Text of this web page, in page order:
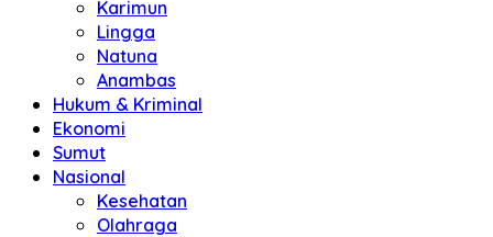
Karimun
Lingga
Natuna
Anambas
Hukum & Kriminal
Ekonomi
Sumut
Nasional
Kesehatan
Olahraga